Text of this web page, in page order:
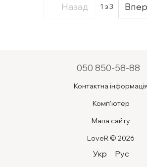
Назад 1 з 3
050 850-58-88
Контактна інформація
Комп'ютер
Мапа сайту
LoveR © 2026
Укр Рус